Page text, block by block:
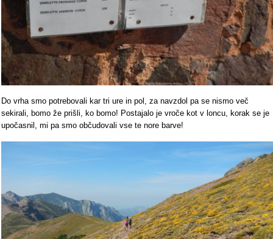
Do vrha smo potrebovali kar tri ure in pol, za navzdol pa se nismo več
sekirali, bomo že prišli, ko bomo! Postajalo je vroče kot v loncu, korak se je
upočasnil, mi pa smo občudovali vse te nore barve!